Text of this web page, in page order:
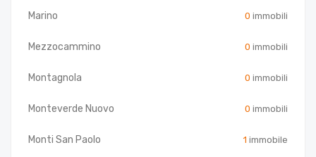
Marino 0 immobili
Mezzocammino 0 immobili
Montagnola 0 immobili
Monteverde Nuovo 0 immobili
Monti San Paolo 1 immobile